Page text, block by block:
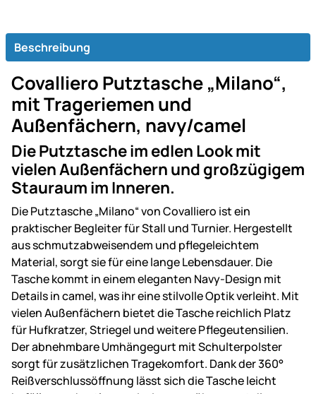
Beschreibung
Covalliero Putztasche „Milano“,
mit Trageriemen und
Außenfächern, navy/camel
Die Putztasche im edlen Look mit
vielen Außenfächern und großzügigem
Stauraum im Inneren.
Die Putztasche „Milano“ von Covalliero ist ein
praktischer Begleiter für Stall und Turnier. Hergestellt
aus schmutzabweisendem und pflegeleichtem
Material, sorgt sie für eine lange Lebensdauer. Die
Tasche kommt in einem eleganten Navy-Design mit
Details in camel, was ihr eine stilvolle Optik verleiht. Mit
vielen Außenfächern bietet die Tasche reichlich Platz
für Hufkratzer, Striegel und weitere Pflegeutensilien.
Der abnehmbare Umhängegurt mit Schulterpolster
sorgt für zusätzlichen Tragekomfort. Dank der 360°
Reißverschlussöffnung lässt sich die Tasche leicht